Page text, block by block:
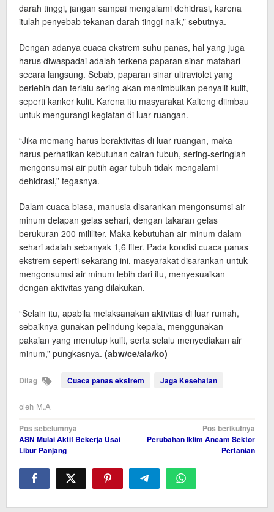
darah tinggi, jangan sampai mengalami dehidrasi, karena
itulah penyebab tekanan darah tinggi naik,” sebutnya.
Dengan adanya cuaca ekstrem suhu panas, hal yang juga
harus diwaspadai adalah terkena paparan sinar matahari
secara langsung. Sebab, paparan sinar ultraviolet yang
berlebih dan terlalu sering akan menimbulkan penyalit kulit,
seperti kanker kulit. Karena itu masyarakat Kalteng diimbau
untuk mengurangi kegiatan di luar ruangan.
“Jika memang harus beraktivitas di luar ruangan, maka
harus perhatikan kebutuhan cairan tubuh, sering-seringlah
mengonsumsi air putih agar tubuh tidak mengalami
dehidrasi,” tegasnya.
Dalam cuaca biasa, manusia disarankan mengonsumsi air
minum delapan gelas sehari, dengan takaran gelas
berukuran 200 mililiter. Maka kebutuhan air minum dalam
sehari adalah sebanyak 1,6 liter. Pada kondisi cuaca panas
ekstrem seperti sekarang ini, masyarakat disarankan untuk
mengonsumsi air minum lebih dari itu, menyesuaikan
dengan aktivitas yang dilakukan.
“Selain itu, apabila melaksanakan aktivitas di luar rumah,
sebaiknya gunakan pelindung kepala, menggunakan
pakaian yang menutup kulit, serta selalu menyediakan air
minum,” pungkasnya. (abw/ce/ala/ko)
Ditag Cuaca panas ekstrem Jaga Kesehatan
oleh M.A
Navigasi
pos
Pos sebelumnya
ASN Mulai Aktif Bekerja Usai
Libur Panjang
Pos berikutnya
Perubahan Iklim Ancam Sektor
Pertanian